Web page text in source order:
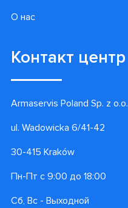
О нас
Контакт центр
Armaservis Poland Sp. z o.o.
ul. Wadowicka 6/41-42
30-415 Kraków
Пн-Пт с 9:00 до 18:00
Сб, Вс - Выходной